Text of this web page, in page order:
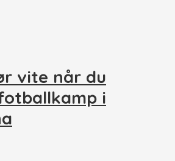
vite når du
i